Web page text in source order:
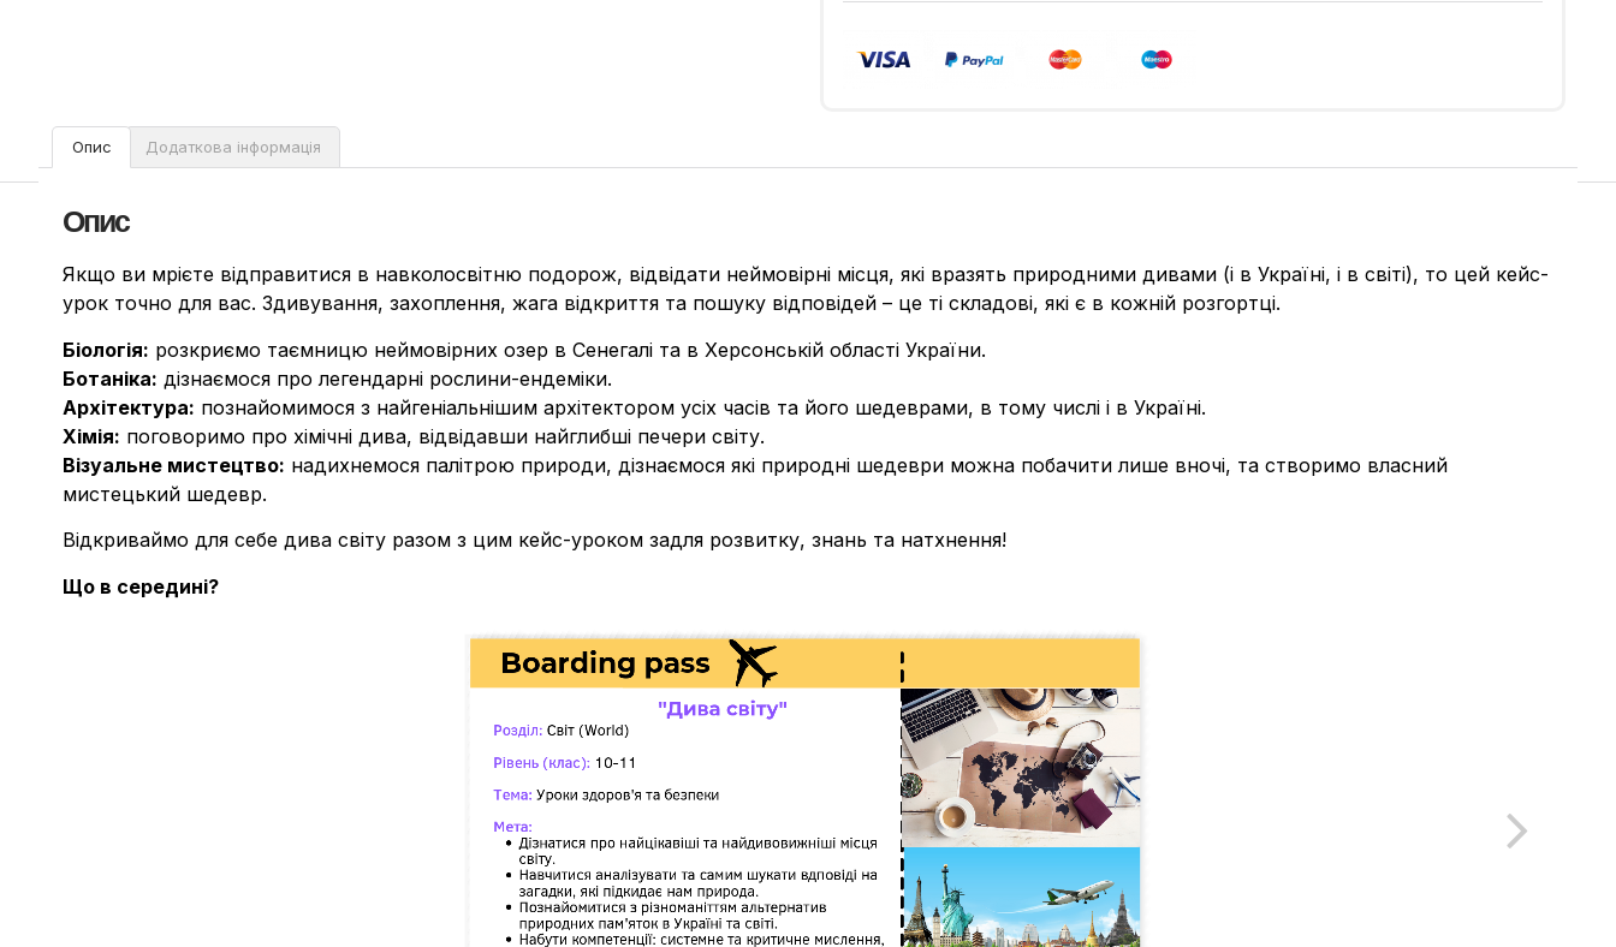
Опис Додаткова інформація
Опис
Якщо ви мрієте відправитися в навколосвітню подорож, відвідати неймовірні місця, які вразять природними дивами (і в Україні, і в світі), то цей кейс-
урок точно для вас. Здивування, захоплення, жага відкриття та пошуку відповідей – це ті складові, які є в кожній розгортці.
Біологія: розкриємо таємницю неймовірних озер в Сенегалі та в Херсонській області України.
Ботаніка: дізнаємося про легендарні рослини-ендеміки.
Архітектура: познайомимося з найгеніальнішим архітектором усіх часів та його шедеврами, в тому числі і в Україні.
Хімія: поговоримо про хімічні дива, відвідавши найглибші печери світу.
Візуальне мистецтво: надихнемося палітрою природи, дізнаємося які природні шедеври можна побачити лише вночі, та створимо власний
мистецький шедевр.
Відкриваймо для себе дива світу разом з цим кейс-уроком задля розвитку, знань та натхнення!
Що в середині?